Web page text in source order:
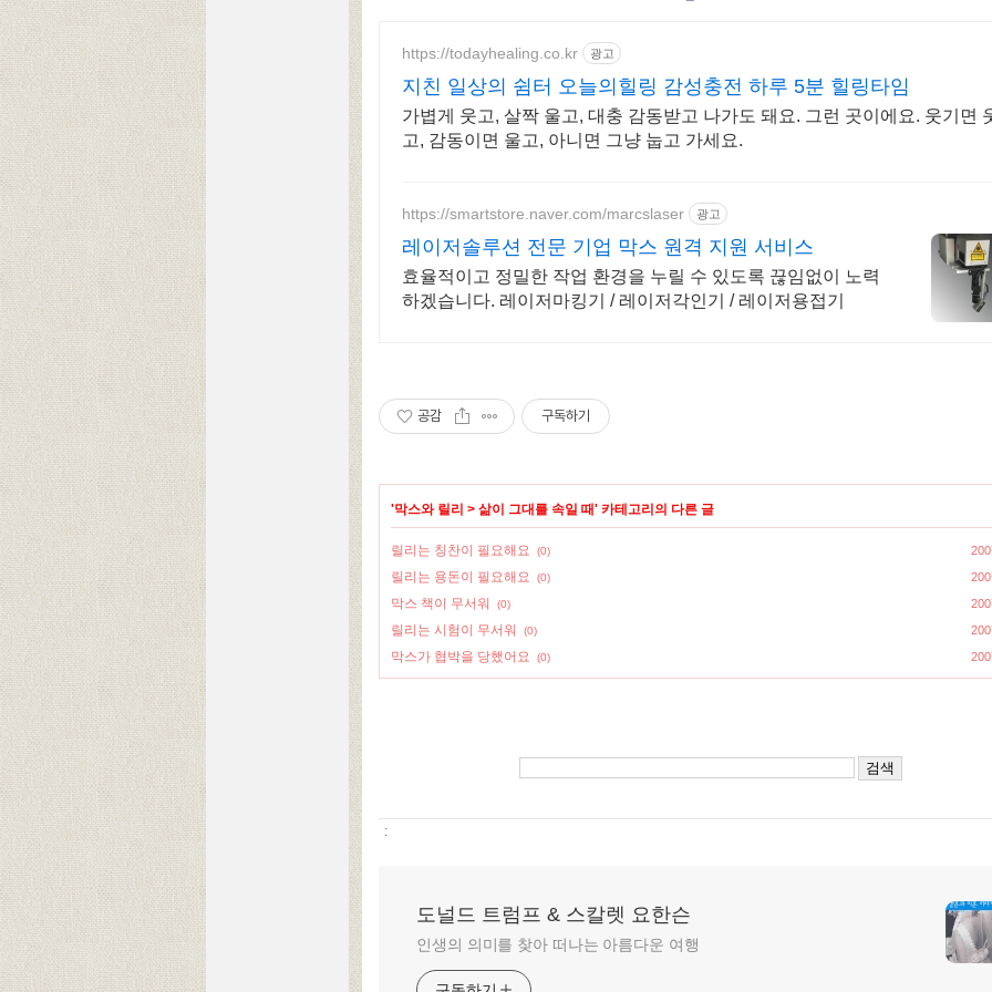
https://todayhealing.co.kr 광고
지친 일상의 쉼터 오늘의힐링 감성충전 하루 5분 힐링타임
가볍게 웃고, 살짝 울고, 대충 감동받고 나가도 돼요. 그런 곳이에요. 웃기면
고, 감동이면 울고, 아니면 그냥 눕고 가세요.
https://smartstore.naver.com/marcslaser 광고
레이저솔루션 전문 기업 막스 원격 지원 서비스
효율적이고 정밀한 작업 환경을 누릴 수 있도록 끊임없이 노력
하겠습니다. 레이저마킹기 / 레이저각인기 / 레이저용접기
공감 구독하기
'막스와 릴리 > 삶이 그대를 속일 때' 카테고리의 다른 글
릴리는 칭찬이 필요해요 (0)
릴리는 용돈이 필요해요 (0)
막스 책이 무서워 (0)
릴리는 시험이 무서워 (0)
막스가 협박을 당했어요 (0)
:
도널드 트럼프 & 스칼렛 요한슨
인생의 의미를 찾아 떠나는 아름다운 여행